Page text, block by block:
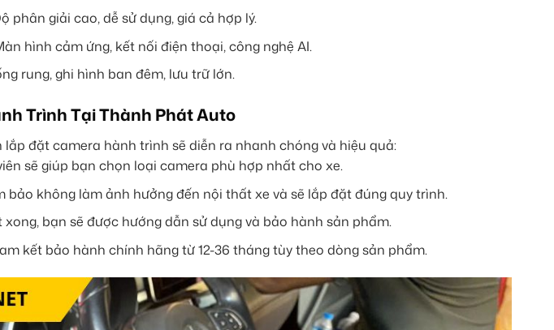
phân giải cao, dễ sử dụng, giá cả hợp lý.
hình cảm ứng, kết nối điện thoại, công nghệ AI.
rung, ghi hình ban đêm, lưu trữ lớn.
Trình Tại Thành Phát Auto
đặt camera hành trình sẽ diễn ra nhanh chóng và hiệu quả:
sẽ giúp bạn chọn loại camera phù hợp nhất cho xe.
bảo không làm ảnh hưởng đến nội thất xe và sẽ lắp đặt đúng quy trình.
bạn sẽ được hướng dẫn sử dụng và bảo hành sản phẩm.
kết bảo hành chính hãng từ 12-36 tháng tùy theo dòng sản phẩm.